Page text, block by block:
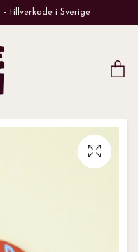
tillverkade i Sverige